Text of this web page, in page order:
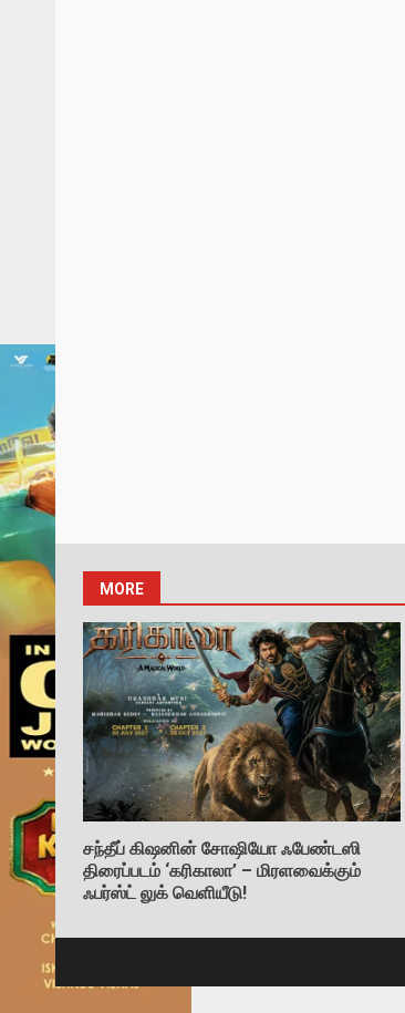
MORE
சந்தீப் கிஷனின் சோஷியோ ஃபேண்டஸி
திரைப்படம் ‘கரிகாலா’ – மிரளவைக்கும்
ஃபர்ஸ்ட் லுக் வெளியீடு!